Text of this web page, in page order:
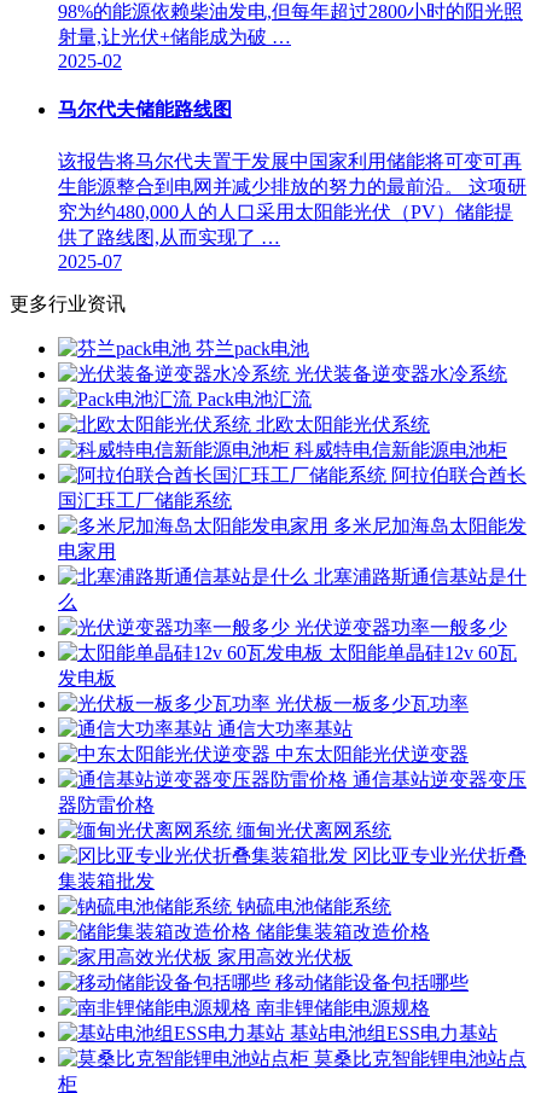
98%的能源依赖柴油发电,但每年超过2800小时的阳光照
射量,让光伏+储能成为破 …
2025-02
马尔代夫储能路线图
该报告将马尔代夫置于发展中国家利用储能将可变可再
生能源整合到电网并减少排放的努力的最前沿。 这项研
究为约480,000人的人口采用太阳能光伏（PV）储能提
供了路线图,从而实现了 …
2025-07
更多行业资讯
芬兰pack电池
光伏装备逆变器水冷系统
Pack电池汇流
北欧太阳能光伏系统
科威特电信新能源电池柜
阿拉伯联合酋长
国汇珏工厂储能系统
多米尼加海岛太阳能发
电家用
北塞浦路斯通信基站是什
么
光伏逆变器功率一般多少
太阳能单晶硅12v 60瓦
发电板
光伏板一板多少瓦功率
通信大功率基站
中东太阳能光伏逆变器
通信基站逆变器变压
器防雷价格
缅甸光伏离网系统
冈比亚专业光伏折叠
集装箱批发
钠硫电池储能系统
储能集装箱改造价格
家用高效光伏板
移动储能设备包括哪些
南非锂储能电源规格
基站电池组ESS电力基站
莫桑比克智能锂电池站点
柜